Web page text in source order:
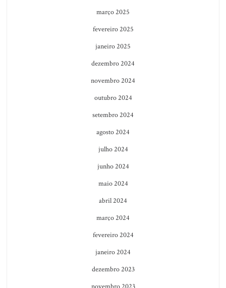
março 2025
fevereiro 2025
janeiro 2025
dezembro 2024
novembro 2024
outubro 2024
setembro 2024
agosto 2024
julho 2024
junho 2024
maio 2024
abril 2024
março 2024
fevereiro 2024
janeiro 2024
dezembro 2023